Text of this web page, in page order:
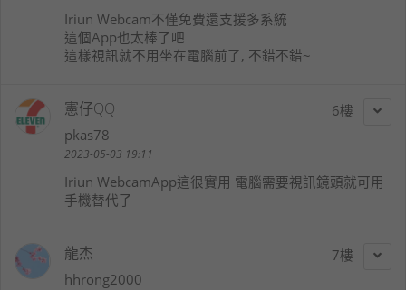
Iriun Webcam不僅免費還支援多系統
這個App也太棒了吧
這樣視訊就不用坐在電腦前了, 不錯不錯~
6
憲仔QQ
pkas78
2023-05-03 19:11
Iriun WebcamApp這很實用 電腦需要視訊鏡頭就可用
手機替代了
7
龍杰
hhrong2000